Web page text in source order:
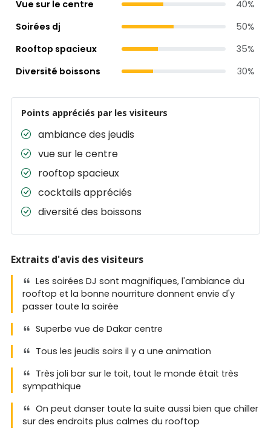
Vue sur le centre
40%
Soirées dj
50%
Rooftop spacieux
35%
Diversité boissons
30%
Points appréciés par les visiteurs
ambiance des jeudis
vue sur le centre
rooftop spacieux
cocktails appréciés
diversité des boissons
Extraits d'avis des visiteurs
Les soirées DJ sont magnifiques, l'ambiance du
rooftop et la bonne nourriture donnent envie d'y
passer toute la soirée
Superbe vue de Dakar centre
Tous les jeudis soirs il y a une animation
Très joli bar sur le toit, tout le monde était très
sympathique
On peut danser toute la suite aussi bien que chiller
sur des endroits plus calmes du rooftop